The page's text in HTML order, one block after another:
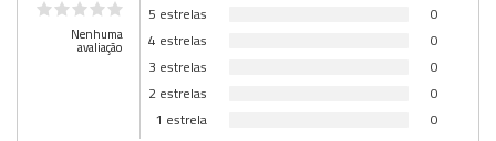
Nenhuma
avaliação
5 estrelas
0
4 estrelas
0
3 estrelas
0
2 estrelas
0
1 estrela
0